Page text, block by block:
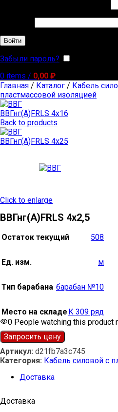
Войти
Забыли пароль?
0 items / 0,00 ₽
Главная / Каталог / Кабель
пластмассовой изоляцией
ВВГнг(А)FRLS 4х16
Back to products
ВВГнг(А)FRLS 4х25
Click to enlarge
ВВГнг(А)FRLS 4х2,5
Остаток текущий 508
Ед. изм. м
Тип барабана барабан №10
Место на складе К 309 ряд
0 People watching this product
Запросить цену
Артикул: d21fb7a3c745
Категория: Кабель силовой с
Доставка
Доставка